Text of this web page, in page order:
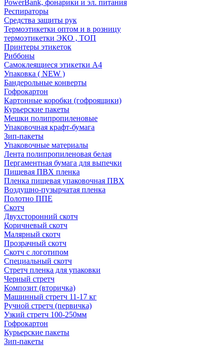
PowerBank, фонарики и эл. питания
Респираторы
Средства защиты рук
Термоэтикетки оптом и в розницу
термоэтикетки ЭКО , ТОП
Принтеры этикеток
Риббоны
Самоклеящиеся этикетки А4
Упаковка ( NEW )
Бандерольные конверты
Гофрокартон
Картонные коробки (гофроящики)
Курьерские пакеты
Мешки полипропиленовые
Упаковочная крафт-бумага
Зип-пакеты
Упаковочные материалы
Лента полипропиленовая белая
Пергаментная бумага для выпечки
Пищевая ПВХ пленка
Пленка пищевая упаковочная ПВХ
Воздушно-пузырчатая пленка
Полотно ППЕ
Скотч
Двухсторонний скотч
Коричневый скотч
Малярный скотч
Прозрачный скотч
Скотч с логотипом
Специальный скотч
Стретч пленка для упаковки
Черный стретч
Композит (вторичка)
Машинный стретч 11-17 кг
Ручной стретч (первичка)
Узкий стретч 100-250мм
Гофрокартон
Курьерские пакеты
Зип-пакеты